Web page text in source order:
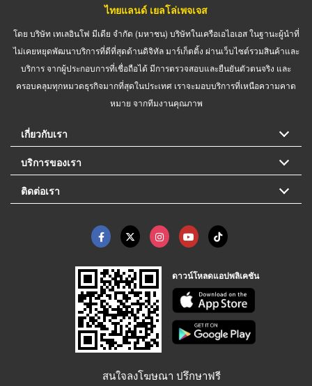
ไทยแลนด์ เยลโล่เพจเจส
โดย บริษัท เทเลอินโฟ มีเดีย จำกัด (มหาชน) บริษัทในเครือเอไอเอส ในฐานะผู้นำที่
ไม่เคยหยุดพัฒนาบริการที่ดีที่สุดด้านดิจิทัล มาร์เก็ตติ้ง ผ่านเว็บไซต์รวมสินค้าและ
บริการ จากผู้ประกอบการที่เชื่อถือได้ มีการตรวจสอบและยืนยันตัวตนจริง และ
ครอบคลุมทุกหมวดธุรกิจมากที่สุดในประเทศ เราจะมอบบริการที่เหนือความคาด
หมาย จากทีมงานคุณภาพ
เกี่ยวกับเรา
บริการของเรา
ติดต่อเรา
ดาวน์โหลดแอปพลิเคชัน
สนใจลงโฆษณา ปรึกษาฟรี